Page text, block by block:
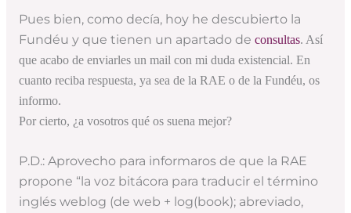
Pues bien, como decía, hoy he descubierto la
Fundéu y que tienen un apartado de consultas. Así
que acabo de enviarles un mail con mi duda existencial. En
cuanto reciba respuesta, ya sea de la RAE o de la Fundéu, os
informo.
Por cierto, ¿a vosotros qué os suena mejor?
P.D.: Aprovecho para informaros de que la RAE
propone “la voz bitácora para traducir el término
inglés weblog (de web + log(book); abreviado,